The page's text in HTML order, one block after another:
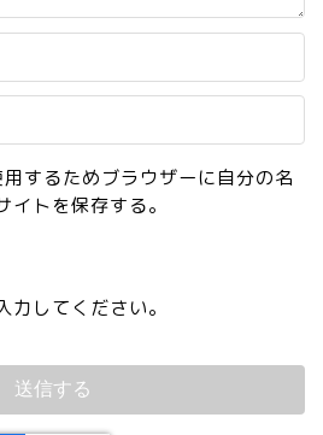
するためブラウザーに自分の名
トを保存する。
力してください。